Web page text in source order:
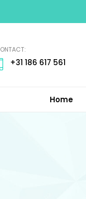
+31 186 617 561
Home